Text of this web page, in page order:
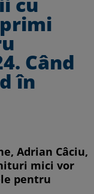
Când
în
Adrian Câciu,
mici vor
pentru